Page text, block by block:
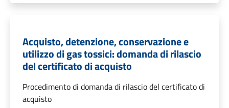
Acquisto, detenzione, conservazione e
utilizzo di gas tossici: domanda di rilascio
del certificato di acquisto
Procedimento di domanda di rilascio del certificato di
acquisto